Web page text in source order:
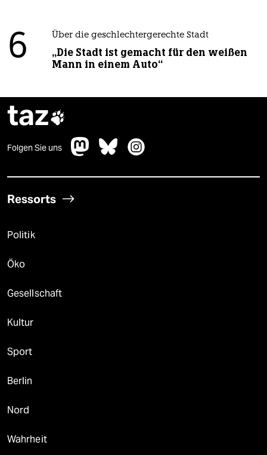
6 Über die geschlechtergerechte Stadt
„Die Stadt ist gemacht für den weißen
Mann in einem Auto“
taz
Folgen Sie uns
Ressorts
Politik
Öko
Gesellschaft
Kultur
Sport
Berlin
Nord
Wahrheit